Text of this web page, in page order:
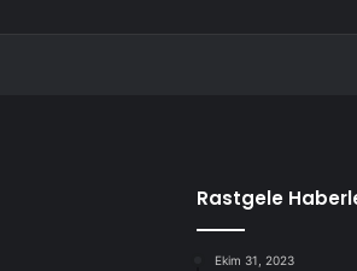
Rastgele
Ekim 31, 2023